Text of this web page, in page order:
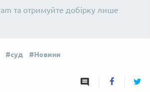
та отримуйте добірку лише
суд Новини